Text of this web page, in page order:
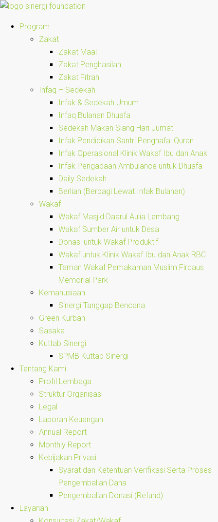
Program
Zakat
Zakat Maal
Zakat Penghasilan
Zakat Fitrah
Infaq – Sedekah
Infak & Sedekah Umum
Infaq Bulanan Dhuafa
Sedekah Makan Siang Hari Jumat
Infak Pendidikan Santri Penghafal Quran
Infak Operasional Klinik Wakaf Ibu dan Anak
Infak Pengadaan Ambulance untuk Dhuafa
Daily Sedekah
Berlian (Berbagi Lewat Infak Bulanan)
Wakaf
Wakaf Masjid Daarul Aulia Lembang
Wakaf Sumber Air untuk Desa
Donasi untuk Wakaf Produktif
Wakaf untuk Klinik Wakaf Ibu dan Anak RBC
Taman Wakaf Pemakaman Muslim Firdaus
Memorial Park
Kemanusiaan
Sinergi Tanggap Bencana
Green Kurban
Sasaka
Kuttab Sinergi
SPMB Kuttab Sinergi
Tentang Kami
Profil Lembaga
Struktur Organisasi
Legal
Laporan Keuangan
Annual Report
Monthly Report
Kebijakan Privasi
Syarat dan Ketentuan Verifikasi Serta Proses
Pengembalian Dana
Pengembalian Donasi (Refund)
Layanan